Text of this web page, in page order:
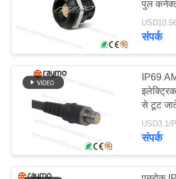
फैक्टरी
यात्रा
गुणवत्ता
नियंत्रण
हमसे
परिपत्र प्लास्टिक
कनेक्टर्स
पुल
संपर्क
IP69
से टूट
USD3.1/
संपर्क